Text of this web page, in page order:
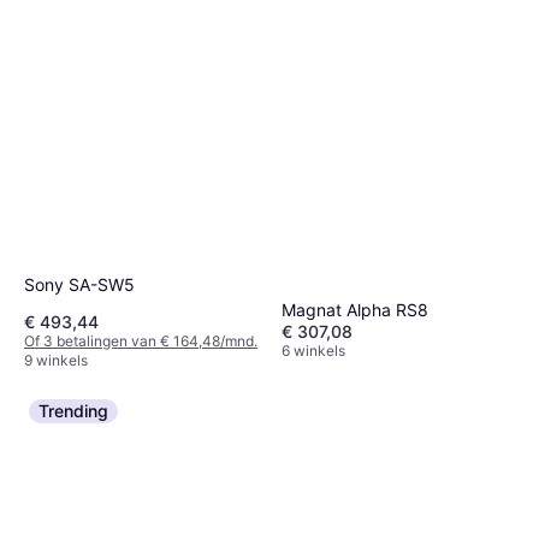
Sony SA-SW5
€ 493,44
Of 3 betalingen van € 164,48/mnd.
9 winkels
Magnat Alpha RS8
€ 307,08
6 winkels
Trending